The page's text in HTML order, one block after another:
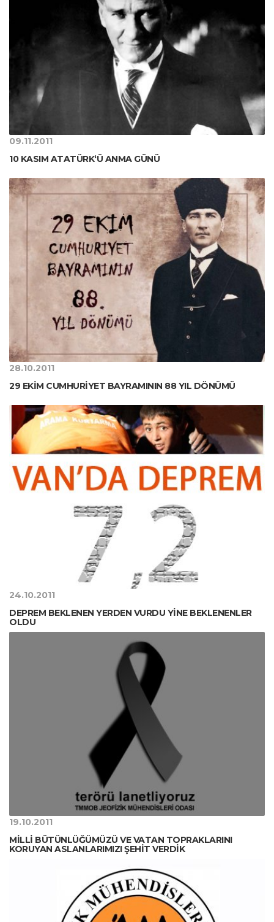
09.11.2011
10 KASIM ATATÜRK‘Ü ANMA GÜNÜ
28.10.2011
29 EKİM CUMHURİYET BAYRAMININ 88 YIL DÖNÜMÜ
24.10.2011
DEPREM BEKLENEN YERDEN VURDU YİNE BEKLENENLER
OLDU
19.10.2011
MİLLİ BÜTÜNLÜĞÜMÜZÜ VE VATAN TOPRAKLARINI
KORUYAN ASLANLARIMIZI ŞEHİT VERDİK